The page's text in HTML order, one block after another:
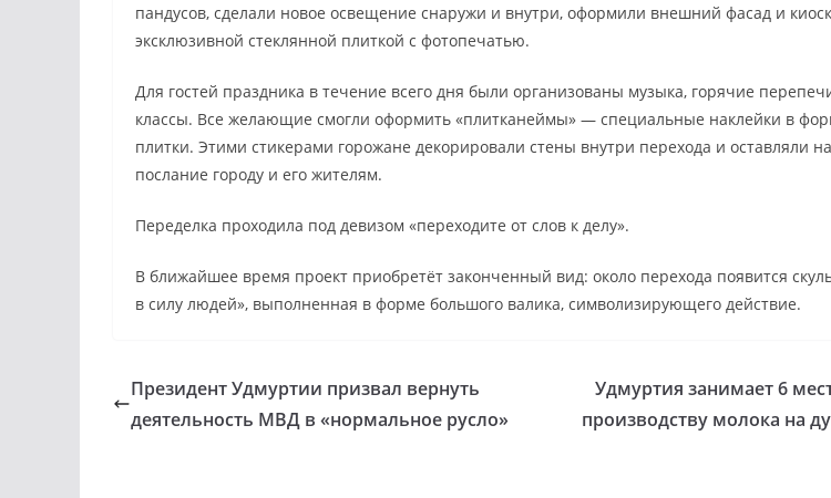
пандусов, сделали новое освещение снаружи и внутри, оформили внешний фасад и
эксклюзивной стеклянной плиткой с фотопечатью.
Для гостей праздника в течение всего дня были организованы музыка, горячие
классы. Все желающие смогли оформить «плитканеймы» — специальные наклейки в
плитки. Этими стикерами горожане декорировали стены внутри перехода и оставляли
послание городу и его жителям.
Переделка проходила под девизом «переходите от слов к делу».
В ближайшее время проект приобретёт законченный вид: около перехода появится
в силу людей», выполненная в форме большого валика, символизирующего действие.
Президент Удмуртии призвал вернуть
деятельность МВД в «нормальное русло»
Удмуртия занимает 6
производству молока на